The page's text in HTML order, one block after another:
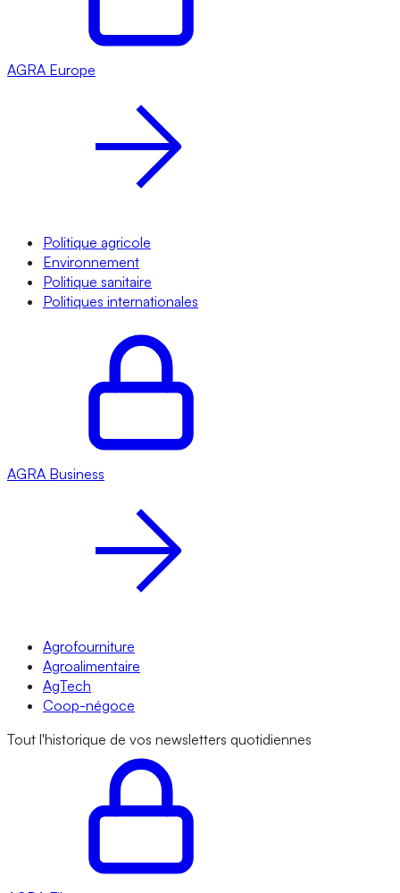
AGRA Europe
Politique agricole
Environnement
Politique sanitaire
Politiques internationales
AGRA Business
Agrofourniture
Agroalimentaire
AgTech
Coop-négoce
Tout l'historique de vos newsletters quotidiennes